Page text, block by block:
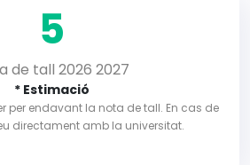
5
de tall 2026 2027
* Estimació
per endavant la nota de tall. En cas de
directament amb la universitat.